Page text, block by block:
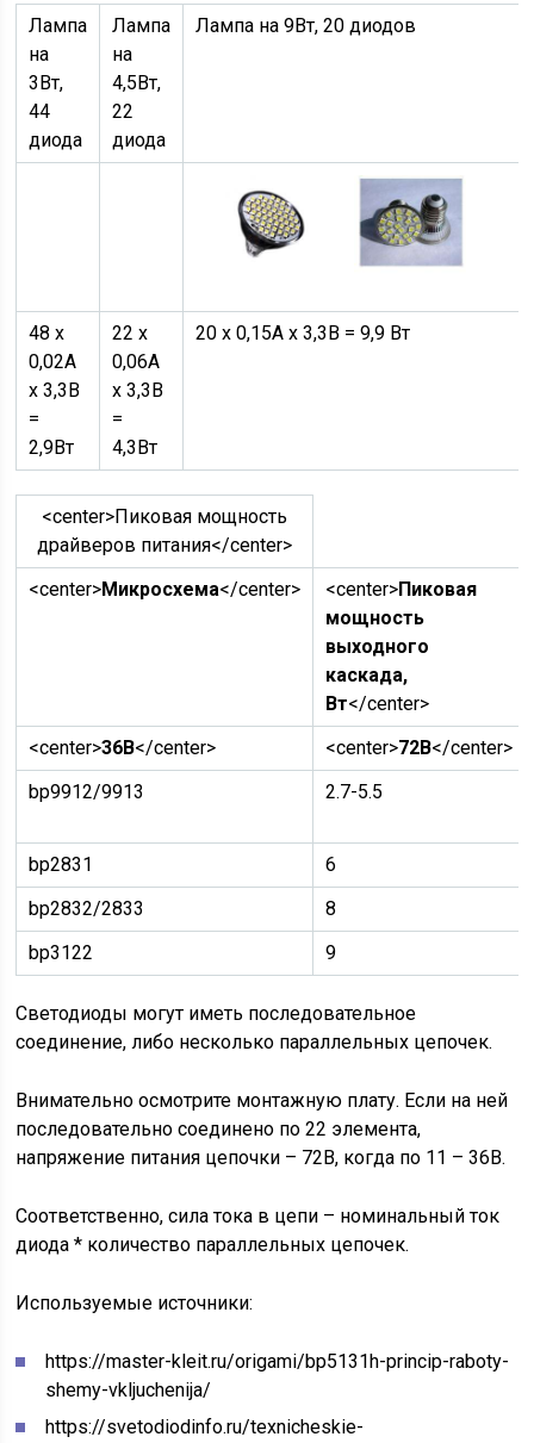
Лампа
на
3Вт,
44
диода
Лампа
на
4,5Вт,
22
диода
Лампа на 9Вт, 20 диодов
48 х
0,02А
х 3,3В
=
2,9Вт
22 х
0,06А
х 3,3В
=
4,3Вт
20 х 0,15А х 3,3В = 9,9 Вт
<center>Пиковая мощность
драйверов питания</center>
<center>Микросхема</center> <center>Пиковая
мощность
выходного
каскада,
Вт</center>
<center>36В</center> <center>72В</center>
bp9912/9913
2.7-5.5
bp2831
6
bp2832/2833
8
bp3122
9
Светодиоды могут иметь последовательное
соединение, либо несколько параллельных цепочек.
Внимательно осмотрите монтажную плату. Если на ней
последовательно соединено по 22 элемента,
напряжение питания цепочки – 72В, когда по 11 – 36В.
Соответственно, сила тока в цепи – номинальный ток
диода * количество параллельных цепочек.
Используемые источники:
https://master-kleit.ru/origami/bp5131h-princip-raboty-
shemy-vkljuchenija/
https://svetodiodinfo.ru/texnicheskie-